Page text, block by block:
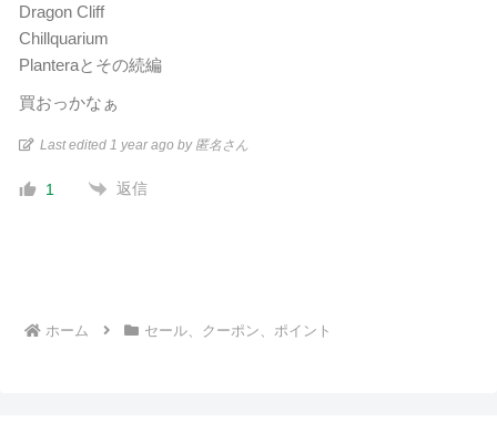
Dragon Cliff
Chillquarium
Planteraとその続編
買おっかなぁ
Last edited 1 year ago by 匿名さん
1 返信
ホーム セール、クーポン、ポイント